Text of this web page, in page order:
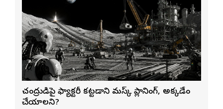
చంద్రుడిపై ఫ్యాక్టరీ కట్టడానికి మస్క్ ప్లానింగ్, అక్కడేం
చేయాలని?